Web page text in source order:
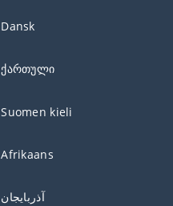
Dansk
ქართული
Suomen kieli
Afrikaans
آذربايجان